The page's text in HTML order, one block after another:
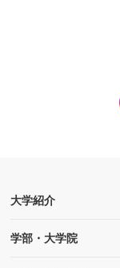
大学紹介
学部・大学院